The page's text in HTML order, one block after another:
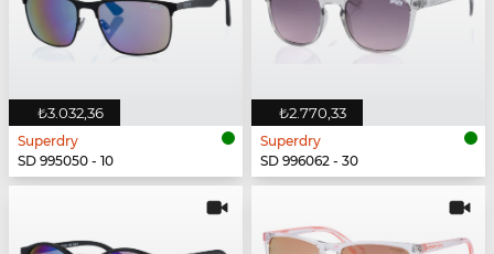
₺3.032,36
Superdry
SD 995050 - 10
₺2.770,33
Superdry
SD 996062 - 30